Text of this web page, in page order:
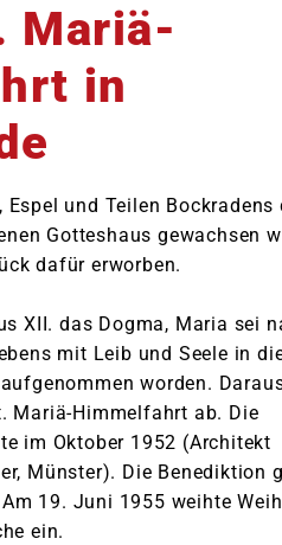
Himmelfahrt Schlickelde
Hospital
Hopsten
St. Anna Hopsten
und Paul Halverde
Mariä-
in
und Teilen Bockradens
Gotteshaus gewachsen
dafür erworben.
XII. das Dogma, Maria sei
mit Leib und Seele in
worden.
Mariä-Himmelfahrt ab. Die
im Oktober 1952 (Architekt
Münster). Die Benediktion
19. Juni 1955 weihte
ein.